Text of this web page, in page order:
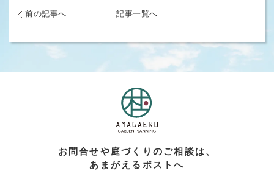
前の記事へ 記事一覧へ
お問合せや庭づくりのご相談は、
あまがえるポストへ